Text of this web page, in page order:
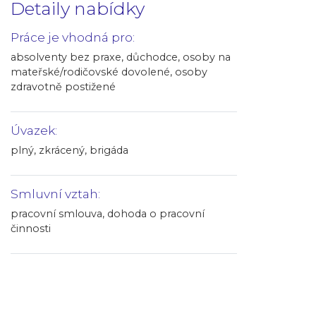
Detaily nabídky
Práce je vhodná pro:
absolventy bez praxe, důchodce, osoby na
mateřské/rodičovské dovolené, osoby
zdravotně postižené
Úvazek:
plný, zkrácený, brigáda
Smluvní vztah:
pracovní smlouva, dohoda o pracovní
činnosti